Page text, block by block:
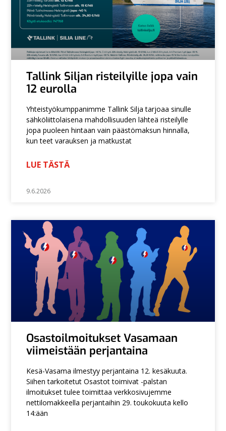
Tallink Siljan risteilyille jopa vain
12 eurolla
Yhteistyökumppanimme Tallink Silja tarjoaa sinulle
sähköliittolaisena mahdollisuuden lähteä risteilylle
jopa puoleen hintaan vain päästömaksun hinnalla,
kun teet varauksen ja matkustat
LUE TÄSTÄ
9.6.2026
Osastoilmoitukset Vasamaan
viimeistään perjantaina
Kesä-Vasama ilmestyy perjantaina 12. kesäkuuta.
Siihen tarkoitetut Osastot toimivat -palstan
ilmoitukset tulee toimittaa verkkosivujemme
nettilomakkeella perjantaihin 29. toukokuuta kello
14:ään